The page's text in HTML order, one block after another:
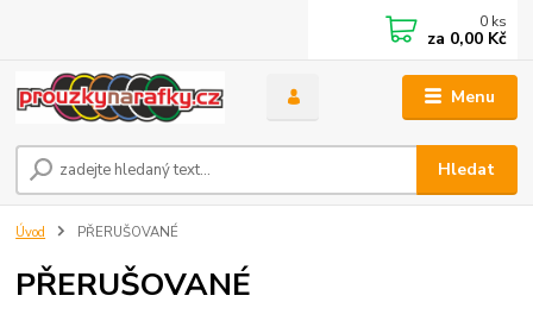
Menu
Hledat
0 ks
za 0,00 Kč
Úvod PŘERUŠOVANÉ
PŘERUŠOVANÉ